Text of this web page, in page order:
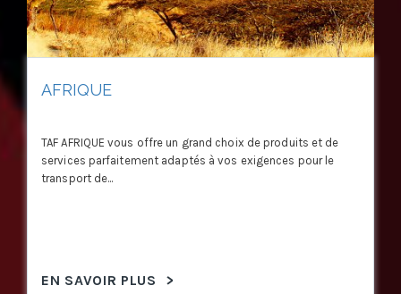
AFRIQUE
TAF AFRIQUE vous offre un grand choix de produits et de
services parfaitement adaptés à vos exigences pour le
transport de...
EN SAVOIR PLUS >